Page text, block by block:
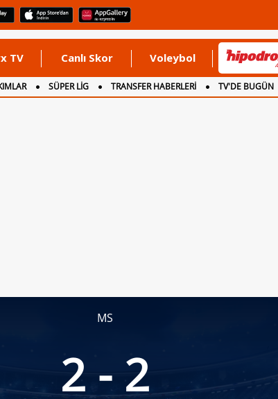
TV Canlı Skor Voleybol
SÜPER LİG TRANSFER HABERLERİ TV'DE BUGÜN
MS
2 - 2